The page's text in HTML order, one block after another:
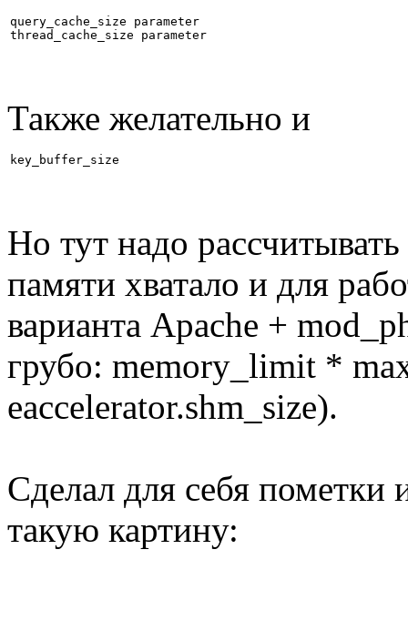
query_cache_size parameter
thread_cache_size parameter
Также желательно и
key_buffer_size
Но тут надо
памяти хватало и для
варианта Apache +
грубо: memory_limit *
eaccelerator.shm_size).
Сделал для себя
такую картину: